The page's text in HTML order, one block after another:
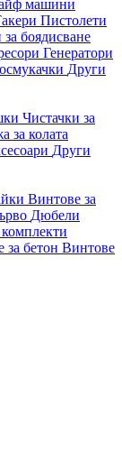
машини
Пистолети
боядисване
Генератори
Други
Чистачки за
за колата
Други
Винтове за
Дюбели
за бетон Винтове